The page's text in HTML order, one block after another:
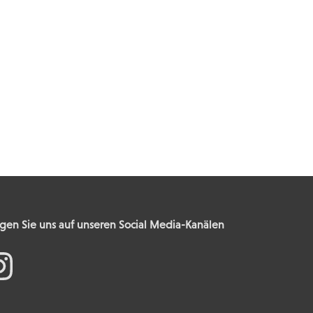
Sie uns auf unseren Social Media-Kanälen